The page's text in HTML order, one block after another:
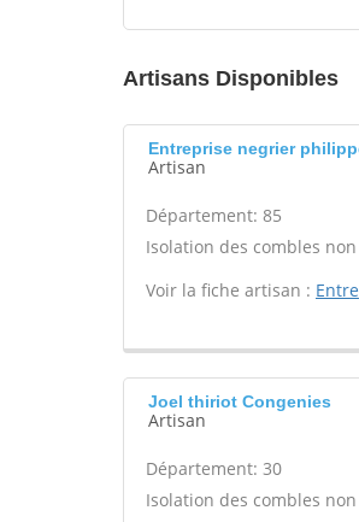
Artisans Disponibles
Entreprise negrier
Artisan
Département: 85
Isolation des combles
Voir la fiche artisan :
Joel thiriot Congenies
Artisan
Département: 30
Isolation des combles